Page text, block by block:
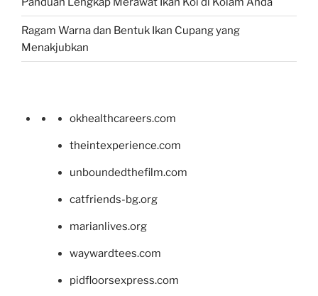
Ragam Warna dan Bentuk Ikan Cupang yang
Menakjubkan
okhealthcareers.com
theintexperience.com
unboundedthefilm.com
catfriends-bg.org
marianlives.org
waywardtees.com
pidfloorsexpress.com